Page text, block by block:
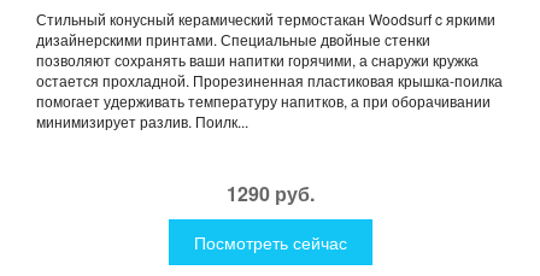
Стильный конусный керамический термостакан Woodsurf c яркими
дизайнерскими принтами. Специальные двойные стенки
позволяют сохранять ваши напитки горячими, а снаружи кружка
остается прохладной. Прорезиненная пластиковая крышка-поилка
помогает удерживать температуру напитков, а при оборачивании
минимизирует разлив. Поилк...
1290 руб.
Посмотреть сейчас